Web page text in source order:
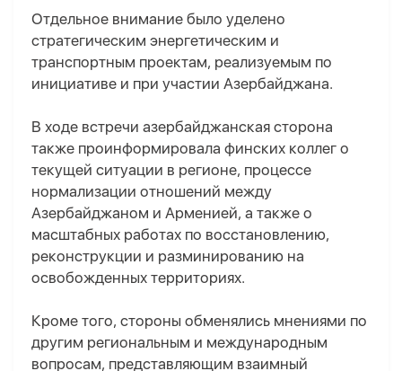
Отдельное внимание было уделено
стратегическим энергетическим и
транспортным проектам, реализуемым по
инициативе и при участии Азербайджана.
В ходе встречи азербайджанская сторона
также проинформировала финских коллег о
текущей ситуации в регионе, процессе
нормализации отношений между
Азербайджаном и Арменией, а также о
масштабных работах по восстановлению,
реконструкции и разминированию на
освобожденных территориях.
Кроме того, стороны обменялись мнениями по
другим региональным и международным
вопросам, представляющим взаимный